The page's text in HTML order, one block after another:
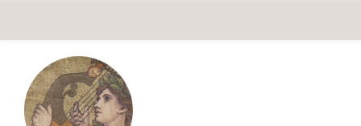
navigation